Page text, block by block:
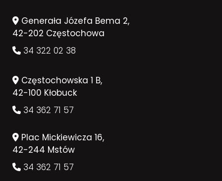
Generała Józefa Bema 2,
42-202 Częstochowa
34 322 02 38
Częstochowska 1 B,
42-100 Kłobuck
34 362 71 57
Plac Mickiewicza 16,
42-244 Mstów
34 362 71 57